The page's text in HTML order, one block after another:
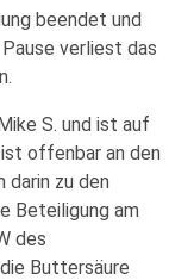
beendet und
verliest das
S. und ist auf
offenbar an den
darin zu den
Beteiligung am
des
Buttersäure